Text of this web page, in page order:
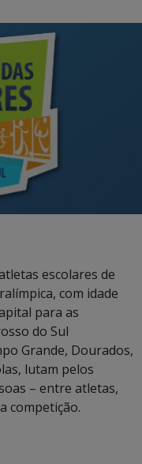
escolares de
com idade
para as
do Sul
Grande, Dourados,
lutam pelos
– entre atletas,
competição.